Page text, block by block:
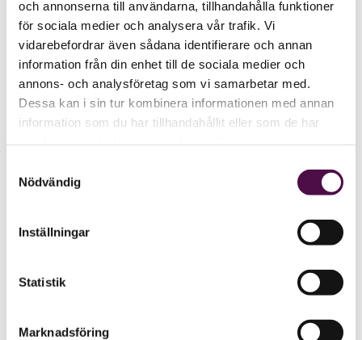
och annonserna till användarna, tillhandahålla funktioner
för sociala medier och analysera vår trafik. Vi
vidarebefordrar även sådana identifierare och annan
information från din enhet till de sociala medier och
annons- och analysföretag som vi samarbetar med.
Dessa kan i sin tur kombinera informationen med annan
information som du har tillhandahållit eller som de har
Nödvändig
Inställningar
Statistik
Marknadsföring